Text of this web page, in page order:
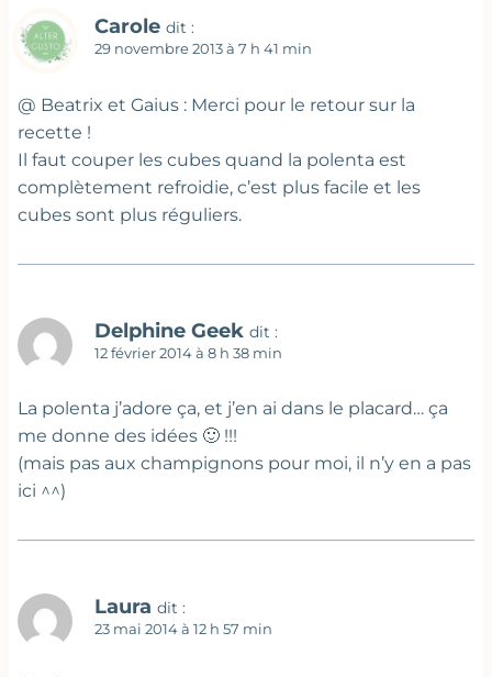
Carole dit :
29 novembre 2013 à 7 h 41 min
@ Beatrix et Gaius : Merci pour le retour sur la
recette !
Il faut couper les cubes quand la polenta est
complètement refroidie, c’est plus facile et les
cubes sont plus réguliers.
Delphine Geek dit :
12 février 2014 à 8 h 38 min
La polenta j’adore ça, et j’en ai dans le placard… ça
me donne des idées 🙂 !!!
(mais pas aux champignons pour moi, il n’y en a pas
ici ^^)
Laura dit :
23 mai 2014 à 12 h 57 min